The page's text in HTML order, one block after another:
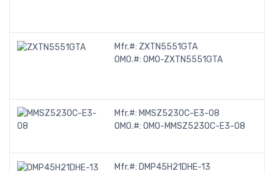
Mfr.#: ZXTN5551GTA
OMO.#: OMO-ZXTN5551GTA
Mfr.#: MMSZ5230C-E3-08
OMO.#: OMO-MMSZ5230C-E3-08
Mfr.#: DMP45H21DHE-13